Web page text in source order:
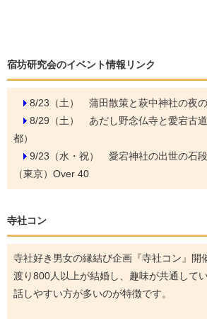
宿坊研究会のイベント情報リンク
8/23（土） 蒲田散策と萩中神社の夜
8/29（土） あだし野念仏寺と愛宕古
都）
9/23（水・祝） 愛宕神社の出世の石
（東京）Over 40
寺社コン
寺社好き男女の縁結び企画『寺社コン』開
渡り800人以上が結婚し、趣味が共通して
話しやすい方が多いのが特徴です。